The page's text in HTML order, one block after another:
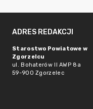
ADRES REDAKCJI
Starostwo Powiatowe w
Zgorzelcu
ul. Bohaterów II AWP 8a
59-900 Zgorzelec